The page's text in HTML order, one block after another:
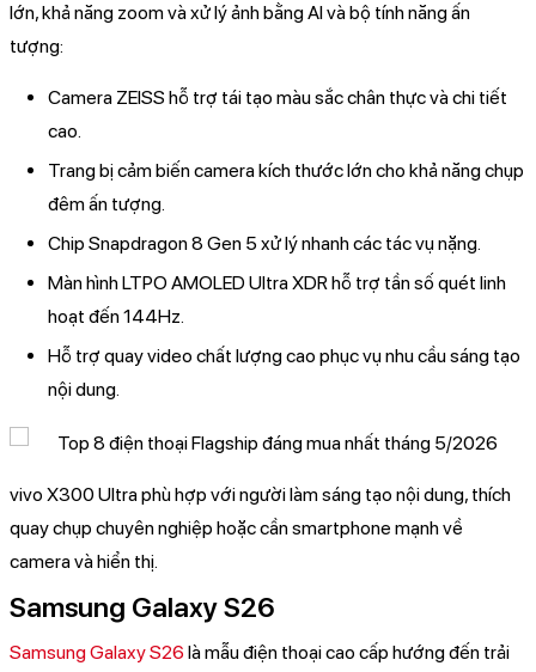
lớn, khả năng zoom và xử lý ảnh bằng AI và bộ tính năng ấn
tượng:
Camera ZEISS hỗ trợ tái tạo màu sắc chân thực và chi tiết
cao.
Trang bị cảm biến camera kích thước lớn cho khả năng chụp
đêm ấn tượng.
Chip Snapdragon 8 Gen 5 xử lý nhanh các tác vụ nặng.
Màn hình LTPO AMOLED Ultra XDR hỗ trợ tần số quét linh
hoạt đến 144Hz.
Hỗ trợ quay video chất lượng cao phục vụ nhu cầu sáng tạo
nội dung.
vivo X300 Ultra phù hợp với người làm sáng tạo nội dung, thích
quay chụp chuyên nghiệp hoặc cần smartphone mạnh về
camera và hiển thị.
Samsung Galaxy S26
Samsung Galaxy S26 là mẫu điện thoại cao cấp hướng đến trải